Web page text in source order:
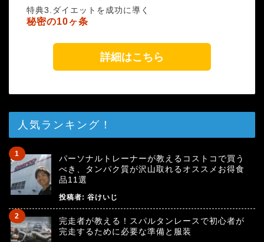
特典3.ダイエットを成功に導く
秘密の10ヶ条
詳細はこちら
人気ランキング！
パーソナルトレーナーが教えるコストコで買う
べき、タンパク質が沢山取れるオススメお得食
品11選
投稿者: 谷けいじ
完走者が教える！スパルタンレースで初心者が
完走するために必要な準備と服装